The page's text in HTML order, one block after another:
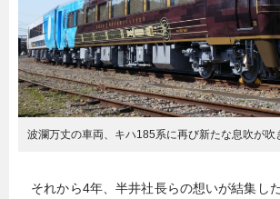
連載一覧
波瀾万丈の車両、キハ185系に再び新たな息吹が吹
それから4年、半井社長らの想いが結集し